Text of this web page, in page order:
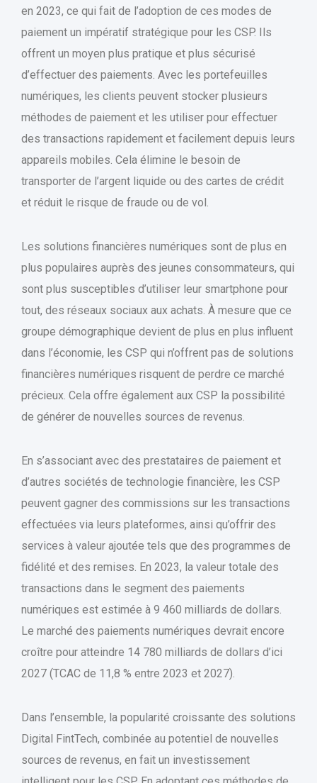
en 2023, ce qui fait de l’adoption de ces modes de
paiement un impératif stratégique pour les CSP. Ils
offrent un moyen plus pratique et plus sécurisé
d’effectuer des paiements. Avec les portefeuilles
numériques, les clients peuvent stocker plusieurs
méthodes de paiement et les utiliser pour effectuer
des transactions rapidement et facilement depuis leurs
appareils mobiles. Cela élimine le besoin de
transporter de l’argent liquide ou des cartes de crédit
et réduit le risque de fraude ou de vol.
Les solutions financières numériques sont de plus en
plus populaires auprès des jeunes consommateurs, qui
sont plus susceptibles d’utiliser leur smartphone pour
tout, des réseaux sociaux aux achats. À mesure que ce
groupe démographique devient de plus en plus influent
dans l’économie, les CSP qui n’offrent pas de solutions
financières numériques risquent de perdre ce marché
précieux. Cela offre également aux CSP la possibilité
de générer de nouvelles sources de revenus.
En s’associant avec des prestataires de paiement et
d’autres sociétés de technologie financière, les CSP
peuvent gagner des commissions sur les transactions
effectuées via leurs plateformes, ainsi qu’offrir des
services à valeur ajoutée tels que des programmes de
fidélité et des remises. En 2023, la valeur totale des
transactions dans le segment des paiements
numériques est estimée à 9 460 milliards de dollars.
Le marché des paiements numériques devrait encore
croître pour atteindre 14 780 milliards de dollars d’ici
2027 (TCAC de 11,8 % entre 2023 et 2027).
Dans l’ensemble, la popularité croissante des solutions
Digital FintTech, combinée au potentiel de nouvelles
sources de revenus, en fait un investissement